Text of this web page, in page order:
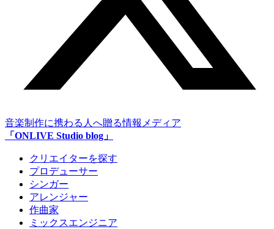
音楽制作に携わる人へ贈る情報メディア
「ONLIVE Studio blog」
クリエイターを探す
プロデューサー
シンガー
アレンジャー
作曲家
ミックスエンジニア